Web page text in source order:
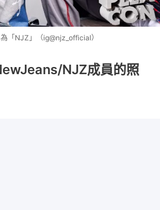
「NJZ」（ig@njz_official）
NJZ成員的照